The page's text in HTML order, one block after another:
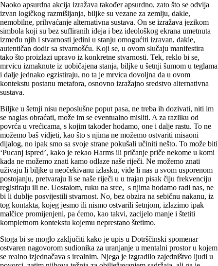
Naoko apsurdna akcija izražava također apsurdno, zato što se odvija
izvan logičkog razmišljanja, biljke su vezane za zemlju, dakle,
nemobilne, prihvaćanje alternativna sustava. On se izražava jezikom
simbola koji su bez sufliranih ideja i bez ideološkog ekrana umetnuta
između njih i stvarnosti jedini u stanju omogućiti izravan, dakle,
autentičan dodir sa stvarnošću. Koji se, u ovom slučaju manifestira
tako što proizlazi upravo iz konkretne stvarnosti. Tek, reklo bi se,
mrvicu izmaknute iz uobičajena stanja, biljke u šetnji šumom u teglama
i dalje jednako egzistiraju, no ta je mrvica dovoljna da u ovom
kontekstu postanu metafora, osnovno izražajno sredstvo alternativna
sustava.
Biljke u šetnji nisu neposlušne poput pasa, ne treba ih dozivati, niti im
se naglas obraćati, može im se eventualno misliti. A za razliku od
povrća u vrećicama, s kojim također hodamo, one i dalje rastu. To ne
možemo baš vidjeti, kao što s njima ne možemo ostvariti misaoni
dijalog, no ipak smo sa svoje strane pokušali učiniti nešto. To može biti
‘Pucanj ispred’, kako je rekao Harms ili pričanje priče nekome u komi
kada ne možemo znati kamo odlaze naše riječi. Ne možemo znati
uživaju li biljke u neočekivanu izlasku, vide li nas u svom usporenom
postojanju, pretvaraju li se naše riječi u u trajan pisak čiju frekvenciju
registiraju ili ne. Uostalom, ruku na srce, s njima hodamo radi nas, ne
bi li dublje posvijestili stvarnost. No, bez obzira na sebičnu nakanu, iz
tog kontakta, kojeg jesmo ili nismo ostvarili šetnjom, izlazimo ipak
malčice promijenjeni, pa ćemo, kao takvi, zacijelo manje i štetiti
kompletnom kontekstu kojemu neprestano štetimo.
Stoga bi se moglo zaključiti kako je upis u Dotrščinski spomenar
ostvaren nagovorom sudionika za uranjanje u mentalni prostor u kojem
se realno izjednačava s irealnim. Njega je izgradilo zajedništvo ljudi u